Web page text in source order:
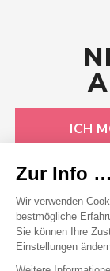
ICH